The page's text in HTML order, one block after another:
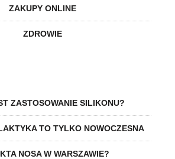
ZAKUPY ONLINE
ZDROWIE
ZASTOSOWANIE SILIKONU?
TO TYLKO NOWOCZESNA
NOSA W WARSZAWIE?